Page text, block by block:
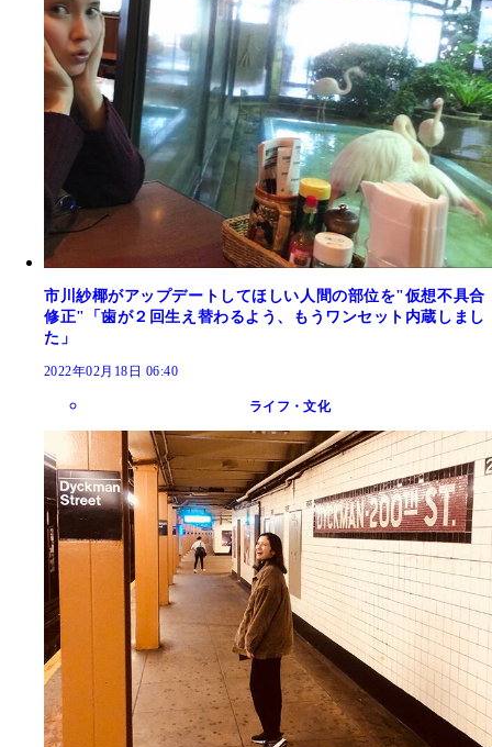
市川紗椰がアップデートしてほしい人間の部位を"仮想不具合
修正"「歯が２回生え替わるよう、もうワンセット内蔵しまし
た」
2022年02月18日 06:40
ライフ・文化